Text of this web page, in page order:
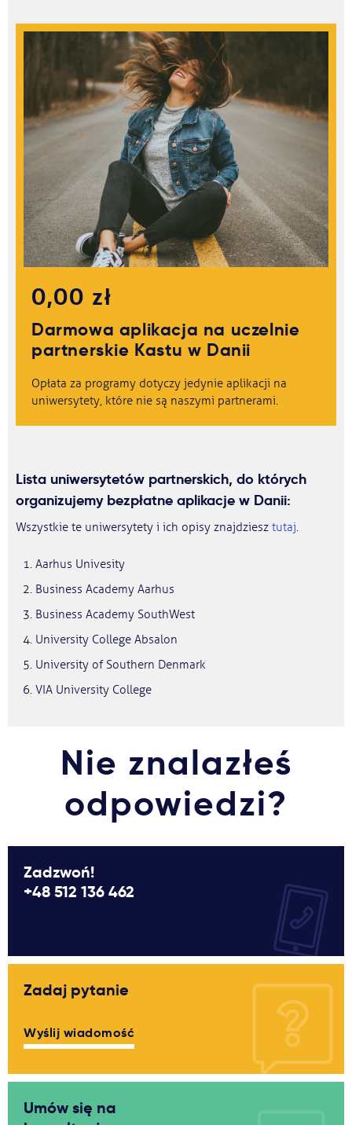
0,00 zł
Darmowa aplikacja na uczelnie
partnerskie Kastu w Danii
Opłata za programy dotyczy jedynie aplikacji na
uniwersytety, które nie są naszymi partnerami.
Lista uniwersytetów partnerskich, do których
organizujemy bezpłatne aplikacje w Danii:
Wszystkie te uniwersytety i ich opisy znajdziesz tutaj.
Aarhus Univesity
Business Academy Aarhus
Business Academy SouthWest
University College Absalon
University of Southern Denmark
VIA University College
Nie znalazłeś
odpowiedzi?
Zadzwoń!
+48 512 136 462
Zadaj pytanie
Wyślij wiadomość
Umów się na